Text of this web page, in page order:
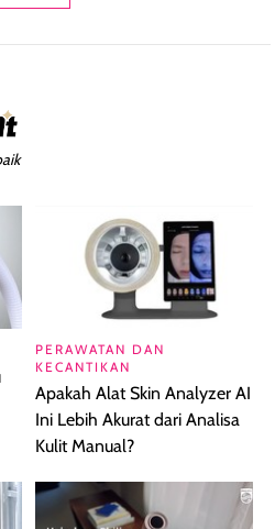
PERAWATAN DAN
KECANTIKAN
Apakah Alat Skin Analyzer AI
Ini Lebih Akurat dari Analisa
Kulit Manual?